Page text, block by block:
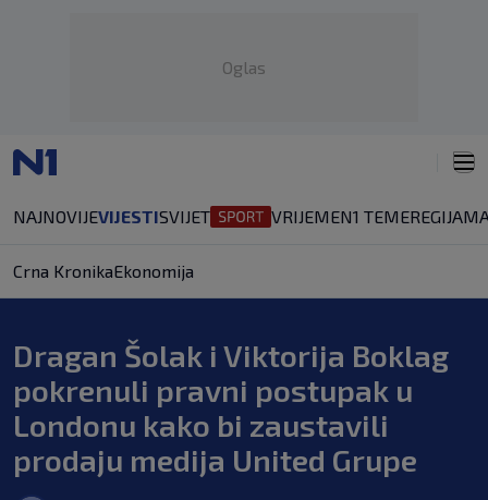
Oglas
NAJNOVIJEVIJESTISVIJET VRIJEMEN1 TEMEREGIJA
Crna KronikaEkonomija
Dragan Šolak i Viktorija Boklag
pokrenuli pravni postupak u
Londonu kako bi zaustavili
prodaju medija United Grupe